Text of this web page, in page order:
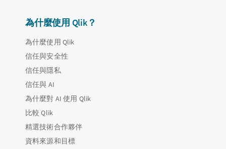
為什麼使用 Qlik？
為什麼使用 Qlik
信任與安全性
信任與隱私
信任與 AI
為什麼對 AI 使用 Qlik
比較 Qlik
精選技術合作夥伴
資料來源和目標